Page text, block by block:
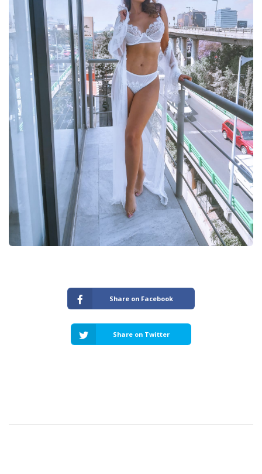
Share on Facebook
Share on Twitter